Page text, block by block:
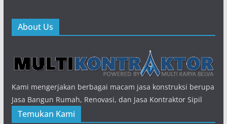
About Us
Kami mengerjakan berbagai macam jasa konstruksi berupa
Jasa Bangun Rumah, Renovasi, dan Jasa Kontraktor Sipil
Temukan Kami